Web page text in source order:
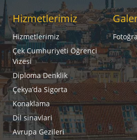
Hizmetlerimiz
Hizmetlerimiz
Çek Cumhuriyeti Öğrenci
Vizesi
Diploma Denklik
Çekya’da Sigorta
Konaklama
Di̇l sinavlari
Avrupa Gezileri